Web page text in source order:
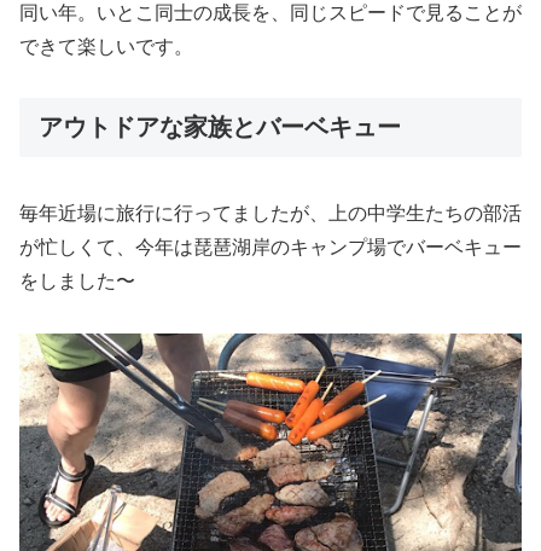
同い年。 いとこ同士の成長を、同じスピードで見ることが
できて楽しいです。
アウトドアな家族とバーベキュー
毎年近場に旅行に行ってましたが、上の中学生たちの部活
が忙しくて、今年は琵琶湖岸のキャンプ場でバーベキュー
をしました〜